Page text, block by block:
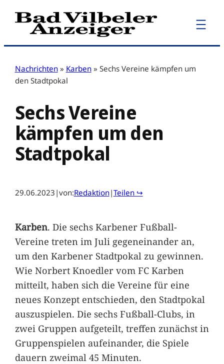
Zum
Inhalt
Nachrichten » Karben » Sechs Vereine kämpfen um
den Stadtpokal
Sechs Vereine
kämpfen um den
Stadtpokal
29.06.2023 |von:Redaktion|Teilen ↪
Karben. Die sechs Karbener Fußball-
Vereine treten im Juli gegeneinander an,
um den Karbener Stadtpokal zu gewinnen.
Wie Norbert Knoedler vom FC Karben
mitteilt, haben sich die Vereine für eine
neues Konzept entschieden, den Stadtpokal
auszuspielen. Die sechs Fußball-Clubs, in
zwei Gruppen aufgeteilt, treffen zunächst in
Gruppenspielen aufeinander, die Spiele
dauern zweimal 45 Minuten.